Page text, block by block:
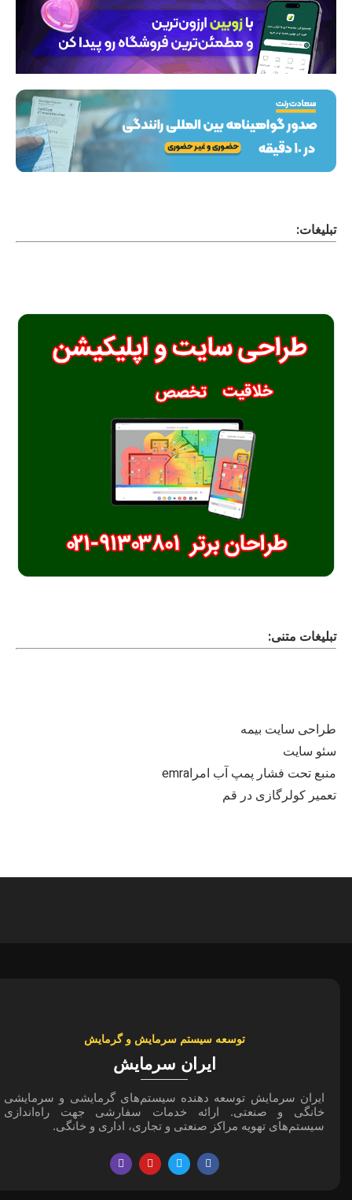
تبلیغات:
تبلیغات متنی:
طراحی سایت بیمه
سئو سایت
منبع تحت فشار پمپ آب امراemra
تعمیر کولرگازی در قم
توسعه سیستم سرمایش و گرمایش
ایران سرمایش
ایران سرمایش توسعه دهنده سیستم‌های گرمایشی و سرمایشی
خانگی و صنعتی. ارائه خدمات سفارشی جهت راه‌اندازی
سیستم‌های تهویه مراکز صنعتی و تجاری، اداری و خانگی.